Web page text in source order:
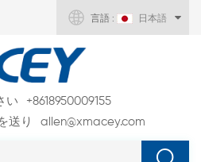
言語 : 日本語
い
+8618950009155
送り
allen@xmacey.com